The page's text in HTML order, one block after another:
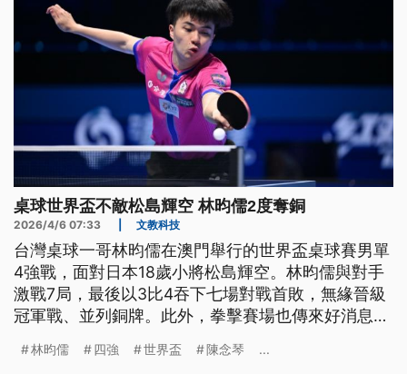
桌球世界盃不敵松島輝空 林昀儒2度奪銅
2026/4/6 07:33 文教科技
台灣桌球一哥林昀儒在澳門舉行的世界盃桌球賽男單
4強戰，面對日本18歲小將松島輝空。林昀儒與對手
激戰7局，最後以3比4吞下七場對戰首敗，無緣晉級
冠軍戰、並列銅牌。此外，拳擊賽場也傳來好消息，
利挺進4強，至少保底一面銅牌。
林昀儒 四強 世界盃 陳念琴 ...